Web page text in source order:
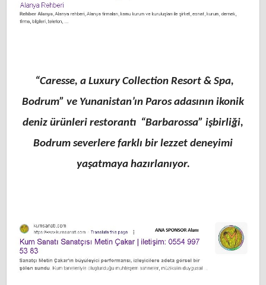
“Caresse, a Luxury Collection Resort & Spa,
Bodrum” ve Yunanistan’ın Paros adasının ikonik
deniz ürünleri restorantı “Barbarossa” işbirliği,
Bodrum severlere farklı bir lezzet deneyimi
yaşatmaya hazırlanıyor.